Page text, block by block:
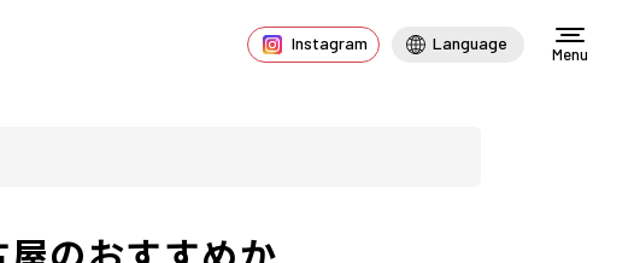
Instagram Language
Menu